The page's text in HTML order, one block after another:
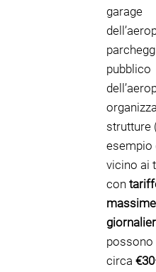
garage
pubblico
strutture
esempio
vicino ai
con
massime
possono
circa